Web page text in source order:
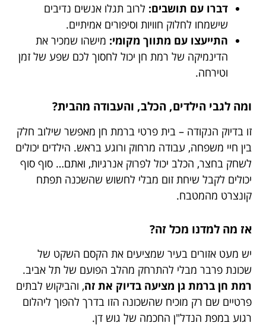
דברו עם תושבים: לרוב תגלו אנשים נדיבים
שישמחו לחלוק חוויות וסיפורים אמיתיים.
התייעצו עם מתווך מקומי: מישהו שמכיר את
הדינמיקה של רמת חן יכול לחסוך לכם שפע של זמן
וטירחה.
ומה לגבי הילדים, הכלב, והעבודה מהבית?
זו בדיוק הנקודה – בית פרטי ברמת חן מאפשר שילוב חלק
בין חיי משפחה, עבודה מרחוק ורוגע בראש. הילדים יכולים
לשחק בחצר, הכלב יכול לפרוק אנרגיות, ואתם… סוף סוף
יכולים לקבל שיחת זום מבלי לחשוש שהשכנה תפתח
קונצרט מהמטבח.
אז מה למדנו מכל זה?
יש מעט אזורים בעיר שמציעים את הקסם השקט של
שכונת פרבר מבלי להתרחק מהלב הפועם של תל אביב.
רמת חן ברמת גן מציעה בדיוק את זה, והביקוש לבתים
פרטיים שם רק מוכיח שהשכונה הזו בדרך להפוך ליהלום
רגוע במפת הנדל"ן החכמה של גוש דן.